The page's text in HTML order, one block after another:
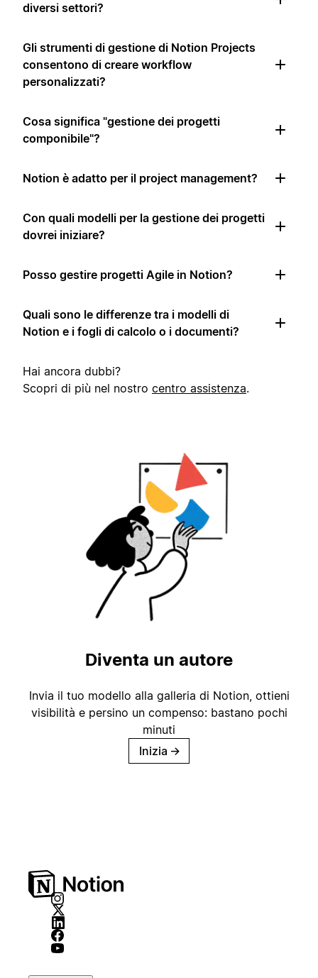
diversi settori?
Gli strumenti di gestione di Notion Projects
consentono di creare workflow
personalizzati?
Cosa significa "gestione dei progetti
componibile"?
Notion è adatto per il project management?
Con quali modelli per la gestione dei progetti
dovrei iniziare?
Posso gestire progetti Agile in Notion?
Quali sono le differenze tra i modelli di
Notion e i fogli di calcolo o i documenti?
Hai ancora dubbi?
Scopri di più nel nostro centro assistenza.
Diventa un autore
Invia il tuo modello alla galleria di Notion, ottieni
visibilità e persino un compenso: bastano pochi
minuti
Inizia →